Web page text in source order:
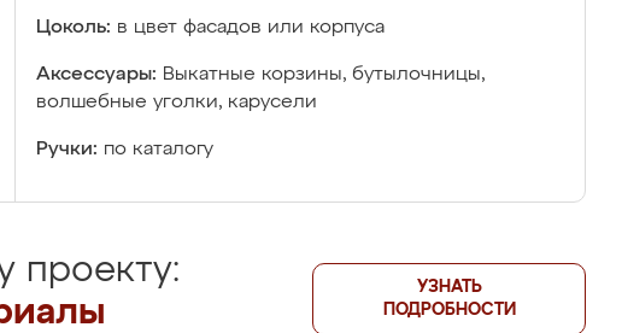
Цоколь: в цвет фасадов или корпуса
Аксессуары: Выкатные корзины, бутылочницы,
волшебные уголки, карусели
Ручки: по каталогу
проекту:
УЗНАТЬ
ПОДРОБНОСТИ